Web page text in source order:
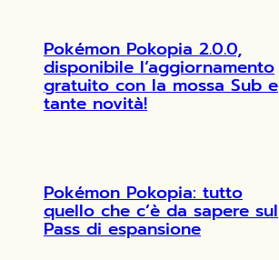
Pokémon Pokopia 2.0.0,
disponibile l’aggiornamento
gratuito con la mossa Sub e
tante novità!
Pokémon Pokopia: tutto
quello che c’è da sapere sul
Pass di espansione